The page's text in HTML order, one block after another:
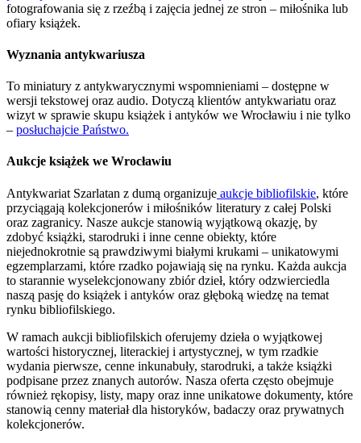
fotografowania się z rzeźbą i zajęcia jednej ze stron – miłośnika lub
ofiary książek.
Wyznania antykwariusza
To miniatury z antykwarycznymi wspomnieniami – dostępne w
wersji tekstowej oraz audio. Dotyczą klientów antykwariatu oraz
wizyt w sprawie skupu książek i antyków we Wrocławiu i nie tylko
– posłuchajcie Państwo.
Aukcje książek we Wrocławiu
Antykwariat Szarlatan z dumą organizuje aukcje bibliofilskie, które
przyciągają kolekcjonerów i miłośników literatury z całej Polski
oraz zagranicy. Nasze aukcje stanowią wyjątkową okazję, by
zdobyć książki, starodruki i inne cenne obiekty, które
niejednokrotnie są prawdziwymi białymi krukami – unikatowymi
egzemplarzami, które rzadko pojawiają się na rynku. Każda aukcja
to starannie wyselekcjonowany zbiór dzieł, który odzwierciedla
naszą pasję do książek i antyków oraz głęboką wiedzę na temat
rynku bibliofilskiego.
W ramach aukcji bibliofilskich oferujemy dzieła o wyjątkowej
wartości historycznej, literackiej i artystycznej, w tym rzadkie
wydania pierwsze, cenne inkunabuły, starodruki, a także książki
podpisane przez znanych autorów. Nasza oferta często obejmuje
również rękopisy, listy, mapy oraz inne unikatowe dokumenty, które
stanowią cenny materiał dla historyków, badaczy oraz prywatnych
kolekcjonerów.